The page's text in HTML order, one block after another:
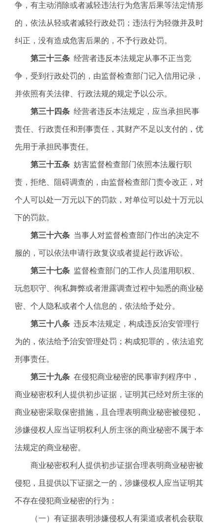
争，有主动消除或者减轻违法行为危害后果等法定情形
的，依法从轻或者减轻行政处罚；违法行为轻微并及时
纠正，没有造成危害后果的，不予行政处罚。
第三十三条 经营者违反本法规定从事不正当竞
争，受到行政处罚的，由监督检查部门记入信用记录，
并依照有关法律、行政法规的规定予以公示。
第三十四条 经营者违反本法规定，应当承担民事
责任、行政责任和刑事责任，其财产不足以支付的，优
先用于承担民事责任。
第三十五条 妨害监督检查部门依照本法履行职
责，拒绝、阻碍调查的，由监督检查部门责令改正，对
个人可以处一万元以下的罚款，对单位可以处十万元以
下的罚款。
第三十六条 当事人对监督检查部门作出的决定不
服的，可以依法申请行政复议或者提起行政诉讼。
第三十七条 监督检查部门的工作人员滥用职权、
玩忽职守、徇私舞弊或者泄露调查过程中知悉的商业秘
密、个人隐私或者个人信息的，依法给予处分。
第三十八条 违反本法规定，构成违反治安管理行
为的，依法给予治安管理处罚；构成犯罪的，依法追究
刑事责任。
第三十九条 在侵犯商业秘密的民事审判程序中，
商业秘密权利人提供初步证据，证明其已经对所主张的
商业秘密采取保密措施，且合理表明商业秘密被侵犯，
涉嫌侵权人应当证明权利人所主张的商业秘密不属于本
法规定的商业秘密。
商业秘密权利人提供初步证据合理表明商业秘密被
侵犯，且提供以下证据之一的，涉嫌侵权人应当证明其
不存在侵犯商业秘密的行为：
（一）有证据表明涉嫌侵权人有渠道或者机会获取